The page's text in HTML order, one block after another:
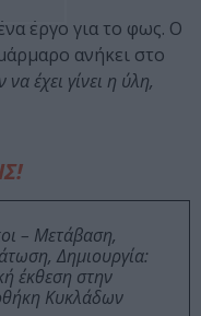
έργο για το φως. Ο
ανήκει στο
έχει γίνει η ύλη,
– Μετάβαση,
Δημιουργία:
έκθεση στην
Κυκλάδων